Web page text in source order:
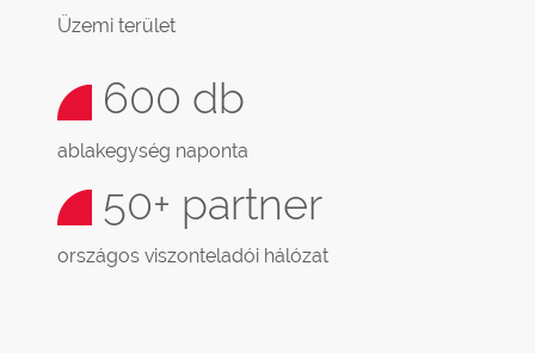
Üzemi terület
600 db
ablakegység naponta
50+ partner
országos viszonteladói hálózat